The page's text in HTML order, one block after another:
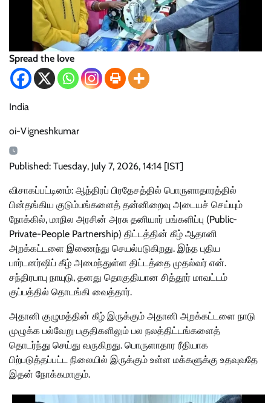
Spread the love
India
oi-Vigneshkumar
Published: Tuesday, July 7, 2026, 14:14 [IST]
விசாகப்பட்டினம்: ஆந்திரப் பிரதேசத்தில் பொருளாதாரத்தில்
பின்தங்கிய குடும்பங்களைத் தன்னிறைவு அடையச் செய்யும்
நோக்கில், மாநில அரசின் அரசு தனியார் பங்களிப்பு (Public-
Private-People Partnership) திட்டத்தின் கீழ் ஆதானி
அறக்கட்டளை இணைந்து செயல்படுகிறது. இந்த புதிய
பார்டனர்ஷிப் கீழ் அமைந்துள்ள திட்டத்தை முதல்வர் என்.
சந்திரபாபு நாயுடு, தனது தொகுதியான சித்தூர் மாவட்டம்
குப்பத்தில் தொடங்கி வைத்தார்.
அதானி குழுமத்தின் கீழ் இருக்கும் அதானி அறக்கட்டளை நாடு
முழுக்க பல்வேறு பகுதிகளிலும் பல நலத்திட்டங்களைத்
தொடர்ந்து செய்து வருகிறது. பொருளாதார ரீதியாக
பிற்படுத்தப்பட்ட நிலையில் இருக்கும் உள்ள மக்களுக்கு உதவுவதே
இதன் நோக்கமாகும்.